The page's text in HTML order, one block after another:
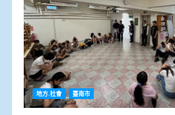
地方.社會 臺南市